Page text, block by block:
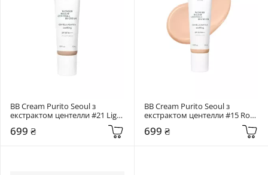
BB Cream Purito Seoul з
екстрактом центелли #21 Light
699 ₴
BB Cream Purito Seoul з
екстрактом центелли #15 Rose
699 ₴